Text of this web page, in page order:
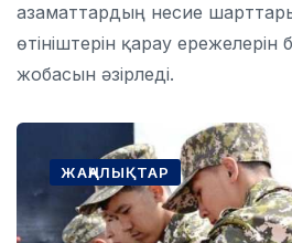
азаматтардың несие
өтініштерін қарау ережелерін
жобасын әзірледі.
ЖАҢАЛЫҚТАР